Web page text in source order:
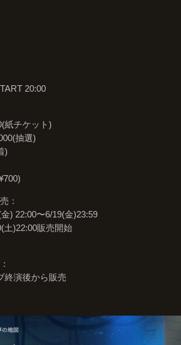
20:00
紙チケット)
抽選)
)
：
) 22:00〜6/19(金)23:59
土)22:00販売開始
終演後から販売